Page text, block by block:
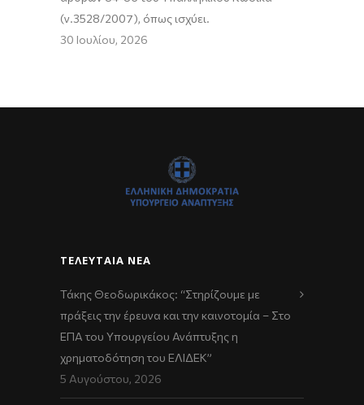
(ν.3528/2007), όπως ισχύει.
30 Ιουλίου, 2026
ΤΕΛΕΥΤΑΊΑ ΝΈΑ
Τάκης Θεοδωρικάκος: “Στηρίζουμε με
πράξεις την έρευνα και την καινοτομία – Στο
ΕΠΑ του Υπουργείου Ανάπτυξης η
χρηματοδότηση του ΕΛΙΔΕΚ”
5 Αυγούστου, 2026